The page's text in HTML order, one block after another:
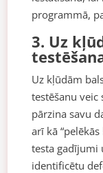
programmā,
3. Uz
Uz kļūdām
testēšanu
pārzina savu
arī kā
testa gadījumi
identificētu